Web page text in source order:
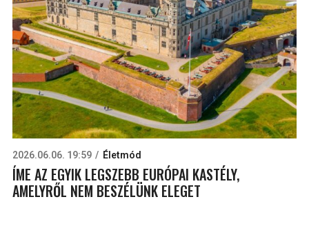
2026.06.06. 19:59 Életmód
ÍME AZ EGYIK LEGSZEBB EURÓPAI KASTÉLY,
AMELYRŐL NEM BESZÉLÜNK ELEGET